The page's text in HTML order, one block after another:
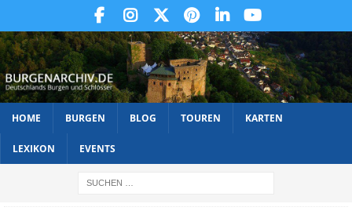
HOME BURGEN BLOG TOUREN KARTEN
LEXIKON EVENTS